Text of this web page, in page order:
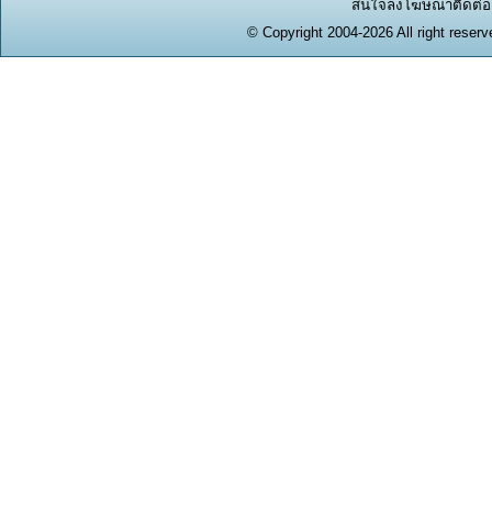
สนใจลงโฆษณาติดต่อ
© Copyright 2004-2026 All right